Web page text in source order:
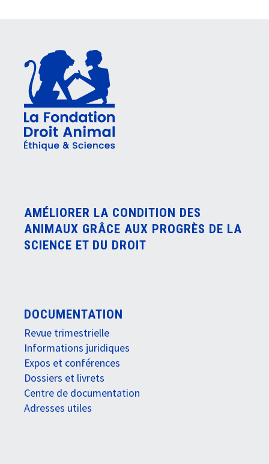
AMÉLIORER LA CONDITION DES
ANIMAUX GRÂCE AUX PROGRÈS DE LA
SCIENCE ET DU DROIT
DOCUMENTATION
Revue trimestrielle
Informations juridiques
Expos et conférences
Dossiers et livrets
Centre de documentation
Adresses utiles